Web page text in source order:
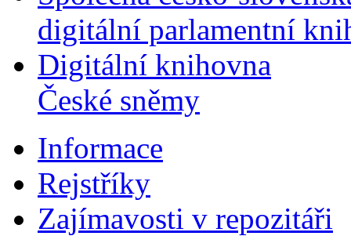
digitální parlamentní
Digitální knihovna
České sněmy
Informace
Rejstříky
Zajímavosti v repozitáři